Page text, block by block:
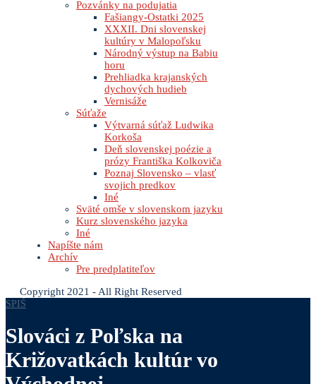
Pozvánky na podujatia
Fašiangy-Ostatki 2025
XXXII. Dni slovenskej
kultúry v Malopoľsku
Národný výstup na Babiu
horu
Prehliadka krajanských
dychových hudieb
Vernisáže
Súťaže
Výtvarná súťaž Ludwika
Korkoša
Deň slovenskej poézie a
prózy Františka Kolkoviča
Poznaj Slovensko – vlasť
svojich predkov
Iné
Sväté omše v slovenskom jazyku
Kurz slovenského jazyka
Iné
Napíšte nám
Archív
Pre predplatiteľov
Copyright 2021 - All Right Reserved
SPIŠ
Slováci z Poľska na
Križovatkách kultúr vo